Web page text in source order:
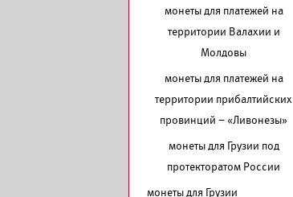
монеты для платежей на
территории Валахии и
Молдовы
монеты для платежей на
территории прибалтийских
провинций – «Ливонезы»
монеты для Грузии под
протекторатом России
монеты для Грузии